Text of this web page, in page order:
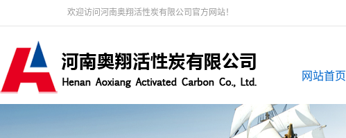
欢迎访问河南奥翔活性炭有限公司官方网站！
网站首页